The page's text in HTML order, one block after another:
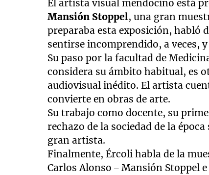
El artista visual mendocino está
Mansión Stoppel, una gran
preparaba esta exposición, habló
sentirse incomprendido, a veces,
Su paso por la facultad de
considera su ámbito habitual, es
audiovisual inédito. El artista
convierte en obras de arte.
Su trabajo como docente, su
rechazo de la sociedad de la
gran artista.
Finalmente, Ércoli habla de la
Carlos Alonso – Mansión Stoppel